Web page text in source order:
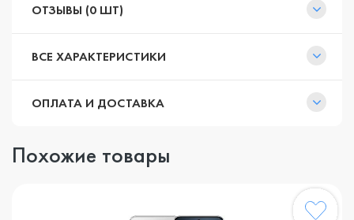
ОТЗЫВЫ (0 ШТ)
ВСЕ ХАРАКТЕРИСТИКИ
ОПЛАТА И ДОСТАВКА
Похожие товары